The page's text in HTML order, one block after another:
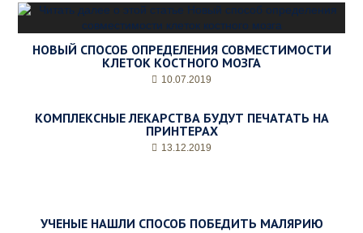
НОВЫЙ СПОСОБ ОПРЕДЕЛЕНИЯ СОВМЕСТИМОСТИ
КЛЕТОК КОСТНОГО МОЗГА
10.07.2019
КОМПЛЕКСНЫЕ ЛЕКАРСТВА БУДУТ ПЕЧАТАТЬ НА
ПРИНТЕРАХ
13.12.2019
УЧЕНЫЕ НАШЛИ СПОСОБ ПОБЕДИТЬ МАЛЯРИЮ